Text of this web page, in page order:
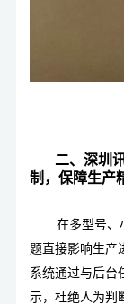
二、深圳
制，保障生产
在多型号、
题直接影响生产
系统通过与后台
示，杜绝人为判